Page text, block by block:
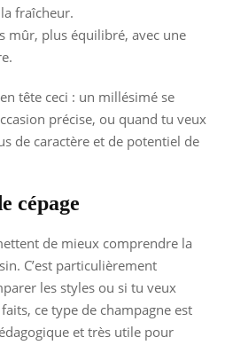
fraîcheur.
mûr, plus équilibré, avec une
tête ceci : un millésimé se
précise, ou quand tu veux
de caractère et de potentiel de
cépage
de mieux comprendre la
C’est particulièrement
les styles ou si tu veux
ce type de champagne est
et très utile pour